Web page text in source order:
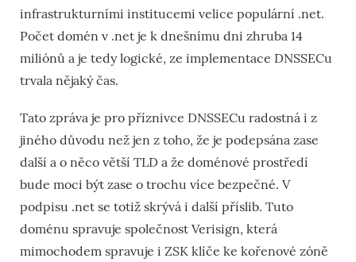
infrastrukturními institucemi velice populární .net.
Počet domén v .net je k dnešnímu dni zhruba 14
miliónů a je tedy logické, ze implementace DNSSECu
trvala nějaký čas.
Tato zpráva je pro příznivce DNSSECu radostná i z
jiného důvodu než jen z toho, že je podepsána zase
další a o něco větší TLD a že doménové prostředí
bude moci být zase o trochu více bezpečné. V
podpisu .net se totiž skrývá i další příslib. Tuto
doménu spravuje společnost Verisign, která
mimochodem spravuje i ZSK klíče ke kořenové zóně